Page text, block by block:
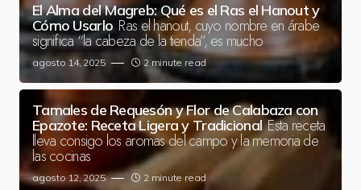
El Alma del Magreb: Qué es el Ras el Hanout y
Cómo Usarlo Ras el hanout, cuyo nombre en árabe
significa “la cabeza de la tienda”, es mucho
agosto 14, 2025 2 minute read
Tamales de Requesón y Flor de Calabaza con
Epazote: Receta Ligera y Tradicional Esta receta
lleva consigo los aromas del campo y la memoria de
las cocinas
agosto 12, 2025 2 minute read